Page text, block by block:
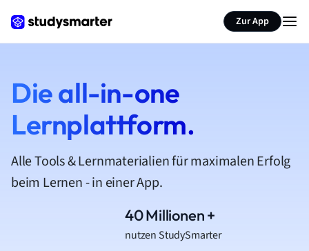
Zur App
Die all-in-one
Lernplattform.
Alle Tools & Lernmaterialien für maximalen Erfolg
beim Lernen - in einer App.
40 Millionen +
nutzen StudySmarter